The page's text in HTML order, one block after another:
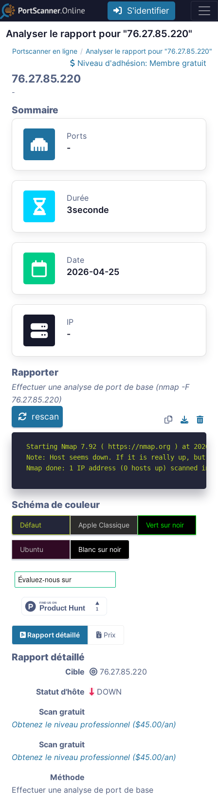
S'identifier
Analyser le rapport pour "76.27.85.220"
Portscanner en ligne Analyser le rapport pour "76.27.85.220"
Niveau d'adhésion: Membre gratuit
76.27.85.220
-
Sommaire
Ports
-
Durée
3seconde
Date
2026-04-25
IP
-
Rapporter
Effectuer une analyse de port de base (nmap -F
76.27.85.220)
rescan
Starting Nmap 7.92 ( https://nmap.org ) at 2026-
Note: Host seems down. If it is really up, but
Nmap done: 1 IP address (0 hosts up) scanned in
Schéma de couleur
Défaut Apple Classique Vert sur noir
Ubuntu Blanc sur noir
Rapport détaillé Prix
Rapport détaillé
Cible 76.27.85.220
Statut d'hôte DOWN
Scan gratuit
Obtenez le niveau professionnel ($45.00/an)
Scan gratuit
Obtenez le niveau professionnel ($45.00/an)
Méthode
Effectuer une analyse de port de base